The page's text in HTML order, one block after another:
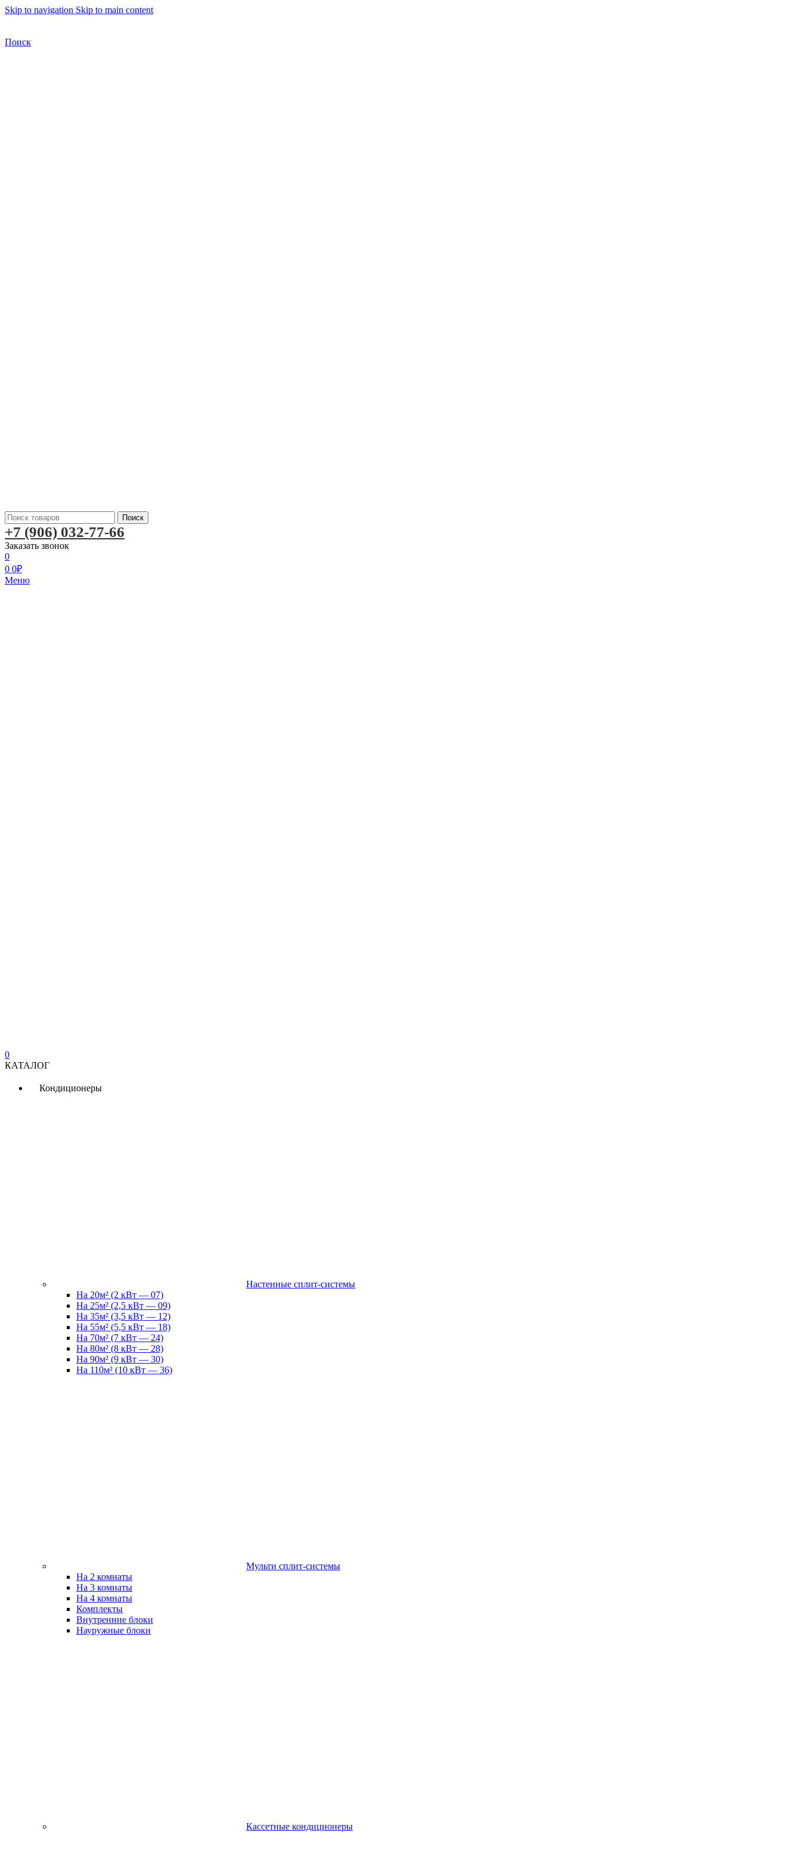
Skip to navigation Skip to main content
Поиск
Поиск
+7 (906) 032-77-66
Заказать звонок
0
0 0₽
Меню
0
КАТАЛОГ
Кондиционеры
Настенные сплит-системы
На 20м² (2 кВт — 07)
На 25м² (2,5 кВт — 09)
На 35м² (3,5 кВт — 12)
На 55м² (5,5 кВт — 18)
На 70м² (7 кВт — 24)
На 80м² (8 кВт — 28)
На 90м² (9 кВт — 30)
На 110м² (10 кВт — 36)
Мульти сплит-системы
На 2 комнаты
На 3 комнаты
На 4 комнаты
Комплекты
Внутренние блоки
Науружные блоки
Кассетные кондиционеры